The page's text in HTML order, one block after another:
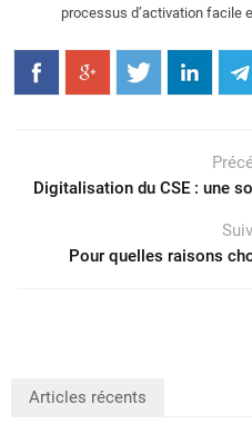
processus d’activation facile
Digitalisation du CSE : une
Pour quelles raisons
Articles récents